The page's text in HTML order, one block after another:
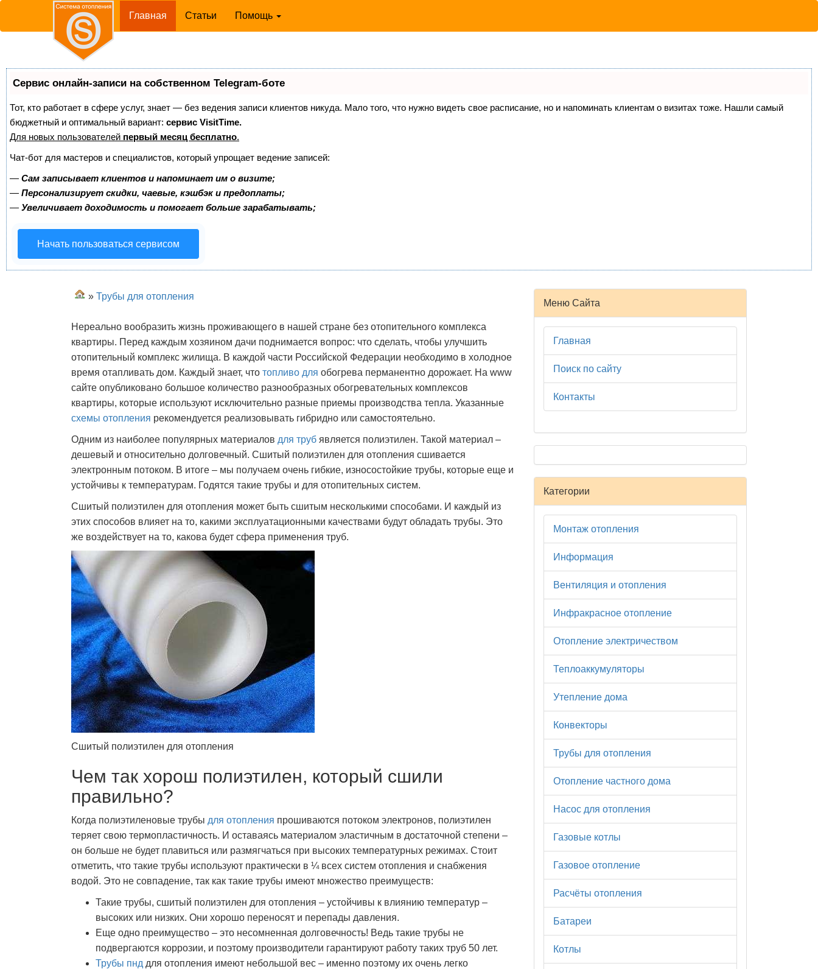
Главная (current)
Статьи Помощь
Сервис онлайн-записи на собственном Telegram-боте
Тот, кто работает в сфере услуг, знает — без ведения записи клиентов никуда. Мало того, что нужно видеть свое расписание, но и напоминать клиентам о визитах тоже. Нашли самый
бюджетный и оптимальный вариант: сервис VisitTime.
Для новых пользователей первый месяц бесплатно.
Чат-бот для мастеров и специалистов, который упрощает ведение записей:
— Сам записывает клиентов и напоминает им о визите;
— Персонализирует скидки, чаевые, кэшбэк и предоплаты;
— Увеличивает доходимость и помогает больше зарабатывать;
Начать пользоваться сервисом
» Трубы для отопления
Нереально вообразить жизнь проживающего в нашей стране без отопительного комплекса
квартиры. Перед каждым хозяином дачи поднимается вопрос: что сделать, чтобы улучшить
отопительный комплекс жилища. В каждой части Российской Федерации необходимо в холодное
время отапливать дом. Каждый знает, что топливо для обогрева перманентно дорожает. На www
сайте опубликовано большое количество разнообразных обогревательных комплексов
квартиры, которые используют исключительно разные приемы производства тепла. Указанные
схемы отопления рекомендуется реализовывать гибридно или самостоятельно.
Одним из наиболее популярных материалов для труб является полиэтилен. Такой материал –
дешевый и относительно долговечный. Сшитый полиэтилен для отопления сшивается
электронным потоком. В итоге – мы получаем очень гибкие, износостойкие трубы, которые еще и
устойчивы к температурам. Годятся такие трубы и для отопительных систем.
Сшитый полиэтилен для отопления может быть сшитым несколькими способами. И каждый из
этих способов влияет на то, какими эксплуатационными качествами будут обладать трубы. Это
же воздействует на то, какова будет сфера применения труб.
Сшитый полиэтилен для отопления
Чем так хорош полиэтилен, который сшили
правильно?
Когда полиэтиленовые трубы для отопления прошиваются потоком электронов, полиэтилен
теряет свою термопластичность. И оставаясь материалом эластичным в достаточной степени –
он больше не будет плавиться или размягчаться при высоких температурных режимах. Стоит
отметить, что такие трубы используют практически в ¼ всех систем отопления и снабжения
водой. Это не совпадение, так как такие трубы имеют множество преимуществ:
Такие трубы, сшитый полиэтилен для отопления – устойчивы к влиянию температур –
высоких или низких. Они хорошо переносят и перепады давления.
Еще одно преимущество – это несомненная долговечность! Ведь такие трубы не
подвергаются коррозии, и поэтому производители гарантируют работу таких труб 50 лет.
Трубы пнд для отопления имеют небольшой вес – именно поэтому их очень легко
Меню Сайта
Главная
Поиск по сайту
Контакты
Категории
Монтаж отопления
Информация
Вентиляция и отопления
Инфракрасное отопление
Отопление электричеством
Теплоаккумуляторы
Утепление дома
Конвекторы
Трубы для отопления
Отопление частного дома
Насос для отопления
Газовые котлы
Газовое отопление
Расчёты отопления
Батареи
Котлы